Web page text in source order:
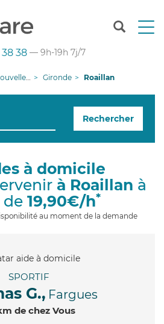
T
n
g
38 — 9h-19h 7j/7
Aquitaine Gironde Roaillan
Rechercher
à domicile
à Roaillan à
de 19,90€/h*
au moment de la demande
SPORTIF
G., Fargues
de chez Vous